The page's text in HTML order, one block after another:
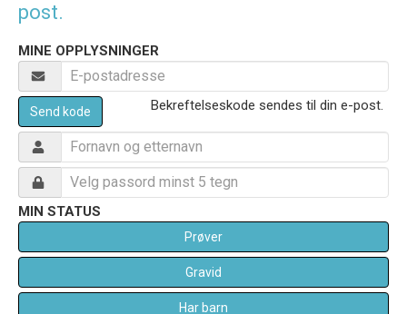
post.
MINE OPPLYSNINGER
Send kode Bekreftelseskode sendes til din e-post.
MIN STATUS
Prøver
Gravid
Har barn